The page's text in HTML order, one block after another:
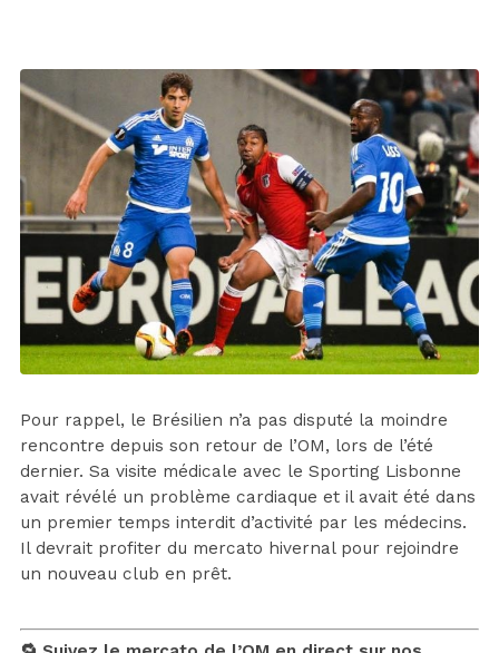
Pour rappel, le Brésilien n’a pas disputé la moindre
rencontre depuis son retour de l’OM, lors de l’été
dernier. Sa visite médicale avec le Sporting Lisbonne
avait révélé un problème cardiaque et il avait été dans
un premier temps interdit d’activité par les médecins.
Il devrait profiter du mercato hivernal pour rejoindre
un nouveau club en prêt.